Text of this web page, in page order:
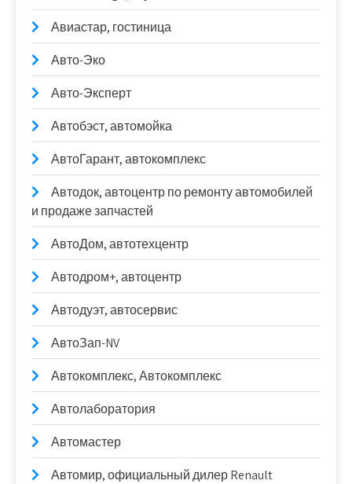
Авиастар, гостиница
Авто-Эко
Авто-Эксперт
Автобэст, автомойка
АвтоГарант, автокомплекс
Автодок, автоцентр по ремонту автомобилей
и продаже запчастей
АвтоДом, автотехцентр
Автодром+, автоцентр
Автодуэт, автосервис
АвтоЗап-NV
Автокомплекс, Автокомплекс
Автолаборатория
Автомастер
Автомир, официальный дилер Renault